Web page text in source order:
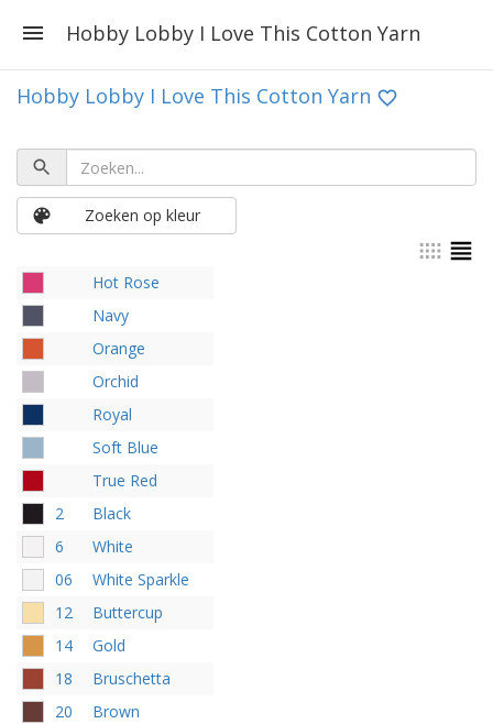
Hobby Lobby I Love This Cotton Yarn
Hobby Lobby I Love This Cotton Yarn
Zoeken op kleur
Hot Rose
Navy
Orange
Orchid
Royal
Soft Blue
True Red
2
Black
6
White
06
White Sparkle
12
Buttercup
14
Gold
18
Bruschetta
20
Brown